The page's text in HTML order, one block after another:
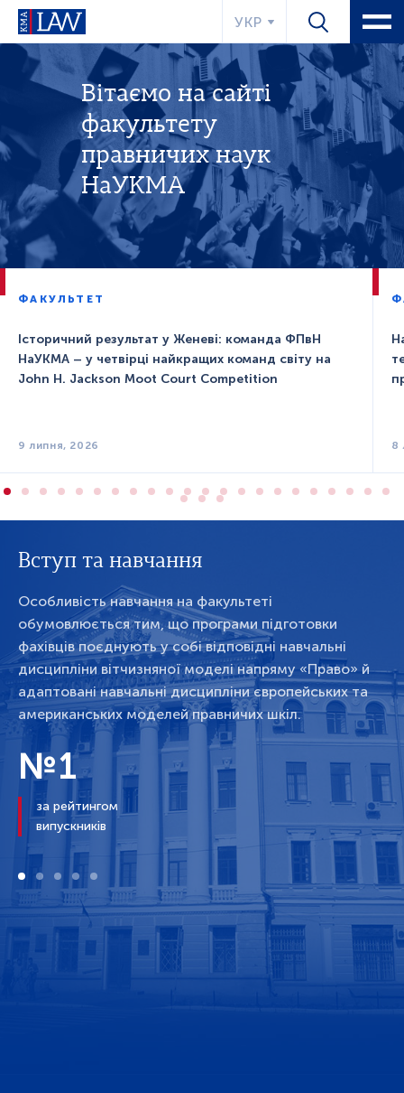
УКР
Вітаємо на сайті
факультету
правничих наук
НаУКМА
ФАКУЛЬТЕТ
Історичний результат у Женеві: команда ФПвН
НаУКМА – у четвірці найкращих команд світу на
John H. Jackson Moot Court Competition
9 липня, 2026 8
Вступ та навчання
Особливість навчання на факультеті
обумовлюється тим, що програми підготовки
фахівців поєднують у собі відповідні навчальні
дисципліни вітчизняної моделі напряму «Право» й
адаптовані навчальні дисципліни європейських та
американських моделей правничих шкіл.
№1
за рейтингом
випускників